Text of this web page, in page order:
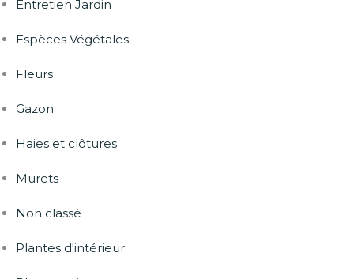
Entretien Jardin
Espèces Végétales
Fleurs
Gazon
Haies et clôtures
Murets
Non classé
Plantes d'intérieur